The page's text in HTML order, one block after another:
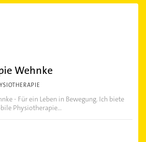
Wehnke
- Für ein Leben in Bewegung. Ich biete
Physiotherapie...